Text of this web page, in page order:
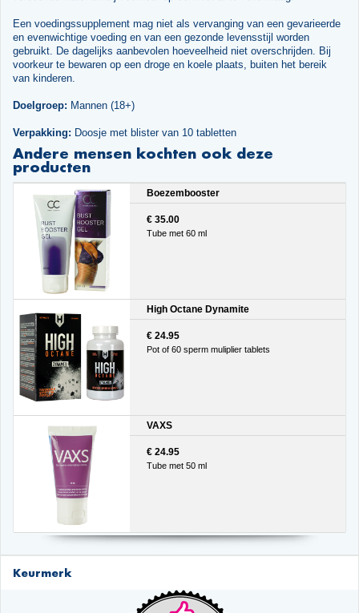
Een voedingssupplement mag niet als vervanging van een gevarieerde
en evenwichtige voeding en van een gezonde levensstijl worden
gebruikt. De dagelijks aanbevolen hoeveelheid niet overschrijden. Bij
voorkeur te bewaren op een droge en koele plaats, buiten het bereik
van kinderen.
Doelgroep: Mannen (18+)
Verpakking: Doosje met blister van 10 tabletten
Andere mensen kochten ook deze
producten
Boezembooster
€ 35.00
Tube met 60 ml
High Octane Dynamite
€ 24.95
Pot of 60 sperm muliplier tablets
VAXS
€ 24.95
Tube met 50 ml
Keurmerk